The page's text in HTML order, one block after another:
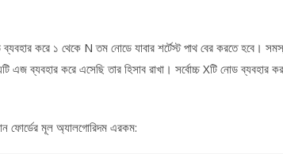
ব্যবহার করে ১ থেকে N তম নোডে যাবার শর্টেস্ট পাথ বের করতে হবে।
ব্যবহার করে এসেছি তার হিসাব রাখা। সর্বোচ্চ Xটি নোড ব্যবহার
মূল অ্যালগোরিদম এরকম: